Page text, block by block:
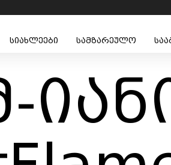
სიახლეები სამზარეულო